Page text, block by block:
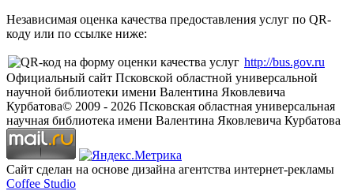
Независимая оценка качества предоставления услуг по QR-
коду или по ссылке ниже:
http://bus.gov.ru
Официальный сайт Псковской областной универсальной
научной библиотеки имени Валентина Яковлевича
Курбатова© 2009 - 2026 Псковская областная универсальная
научная библиотека имени Валентина Яковлевича Курбатова
Сайт сделан на основе дизайна агентства интернет-рекламы
Coffee Studio